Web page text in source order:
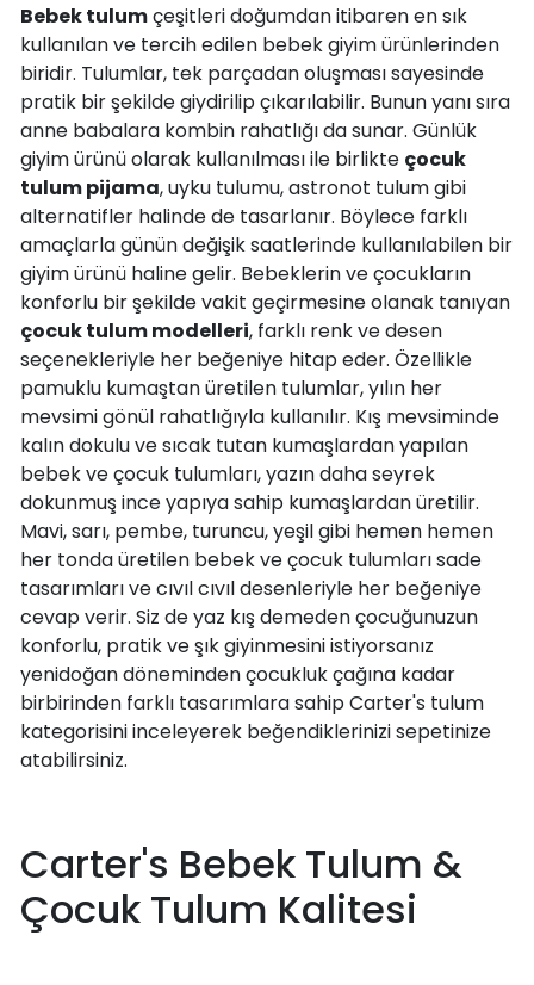
Bebek tulumçeşitleri doğumdan itibaren en sık
kullanılan ve tercih edilen bebek giyim ürünlerinden
biridir. Tulumlar, tek parçadan oluşması sayesinde
pratik bir şekilde giydirilip çıkarılabilir. Bunun yanı sıra
anne babalara kombin rahatlığı da sunar. Günlük
giyim ürünü olarak kullanılması ile birlikte çocuk
tulum pijama, uyku tulumu, astronot tulum gibi
alternatifler halinde de tasarlanır. Böylece farklı
amaçlarla günün değişik saatlerinde kullanılabilen bir
giyim ürünü haline gelir. Bebeklerin ve çocukların
konforlu bir şekilde vakit geçirmesine olanak tanıyan
çocuk tulum modelleri, farklı renk ve desen
seçenekleriyle her beğeniye hitap eder. Özellikle
pamuklu kumaştan üretilen tulumlar, yılın her
mevsimi gönül rahatlığıyla kullanılır. Kış mevsiminde
kalın dokulu ve sıcak tutan kumaşlardan yapılan
bebek ve çocuk tulumları, yazın daha seyrek
dokunmuş ince yapıya sahip kumaşlardan üretilir.
Mavi, sarı, pembe, turuncu, yeşil gibi hemen hemen
her tonda üretilen bebek ve çocuk tulumları sade
tasarımları ve cıvıl cıvıl desenleriyle her beğeniye
cevap verir. Siz de yaz kış demeden çocuğunuzun
konforlu, pratik ve şık giyinmesini istiyorsanız
yenidoğan döneminden çocukluk çağına kadar
birbirinden farklı tasarımlara sahip Carter's tulum
kategorisini inceleyerek beğendiklerinizi sepetinize
atabilirsiniz.
Carter's Bebek Tulum &
Çocuk Tulum Kalitesi